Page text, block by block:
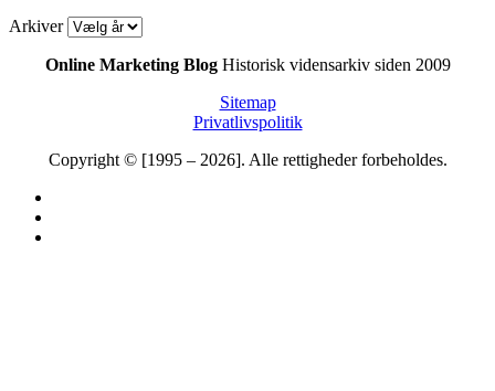
Arkiver
Online Marketing BlogHistorisk vidensarkiv siden 2009
Sitemap
Privatlivspolitik
Copyright © [1995 – 2026]. Alle rettigheder forbeholdes.